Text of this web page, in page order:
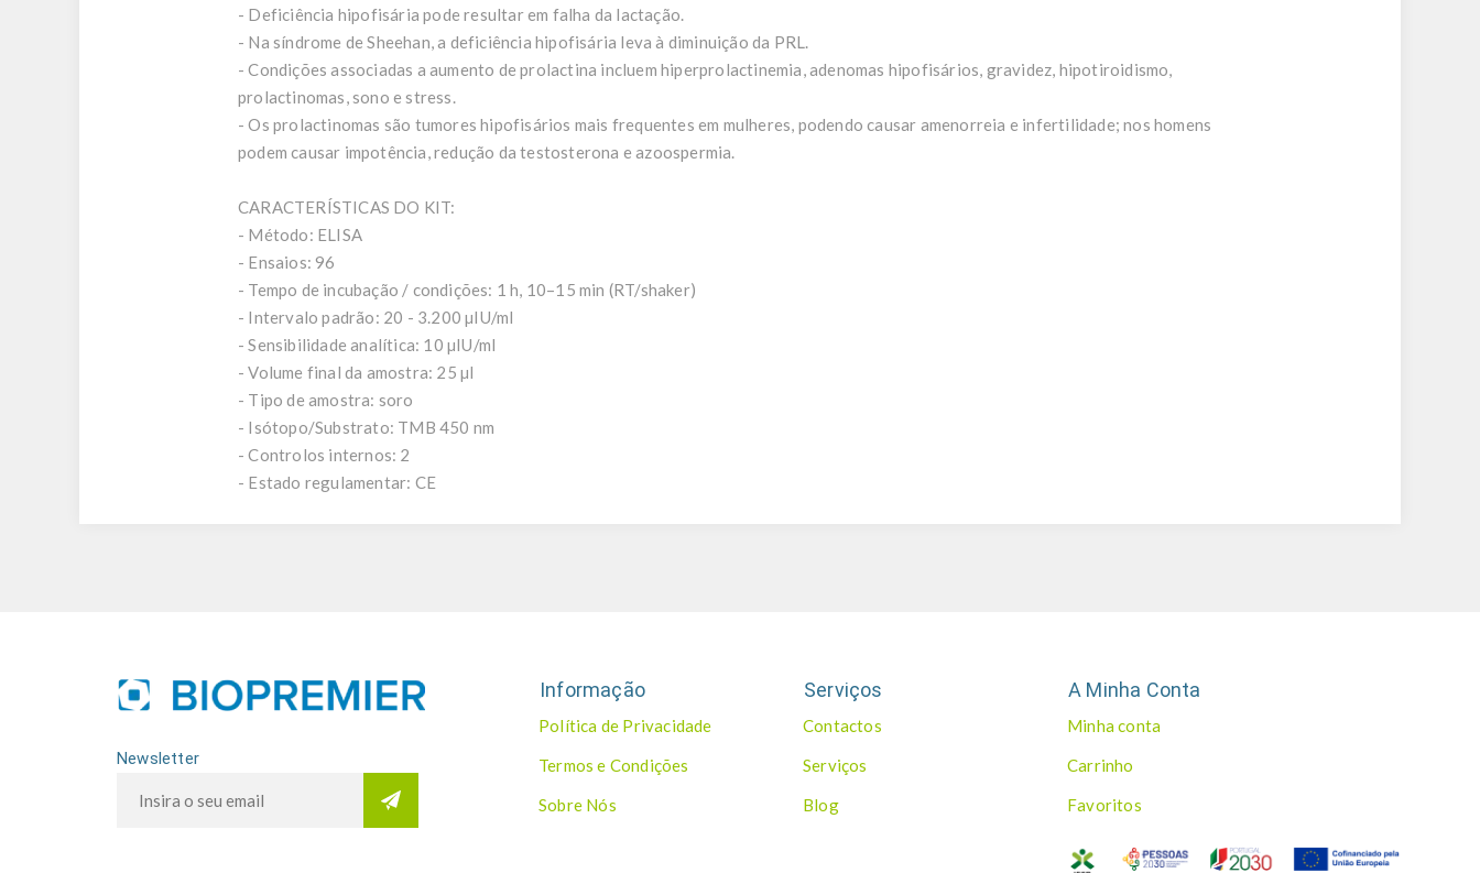
- Deficiência hipofisária pode resultar em falha da lactação.
- Na síndrome de Sheehan, a deficiência hipofisária leva à diminuição da PRL.
- Condições associadas a aumento de prolactina incluem hiperprolactinemia, adenomas hipofisários, gravidez, hipotiroidismo,
prolactinomas, sono e stress.
- Os prolactinomas são tumores hipofisários mais frequentes em mulheres, podendo causar amenorreia e infertilidade; nos homens
podem causar impotência, redução da testosterona e azoospermia.
CARACTERÍSTICAS DO KIT:
- Método: ELISA
- Ensaios: 96
- Tempo de incubação / condições: 1 h, 10–15 min (RT/shaker)
- Intervalo padrão: 20 - 3.200 µIU/ml
- Sensibilidade analítica: 10 µIU/ml
- Volume final da amostra: 25 µl
- Tipo de amostra: soro
- Isótopo/Substrato: TMB 450 nm
- Controlos internos: 2
- Estado regulamentar: CE
Newsletter
Informação
Política de Privacidade
Termos e Condições
Sobre Nós
Serviços
Contactos
Serviços
Blog
A Minha Conta
Minha conta
Carrinho
Favoritos